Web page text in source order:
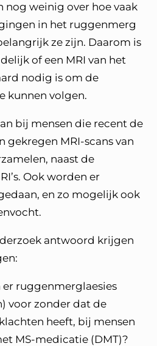
nog weinig over hoe vaak
in het ruggenmerg
ze zijn. Daarom is
of een MRI van het
nodig is om de
kunnen volgen.
bij mensen die recent de
gekregen MRI-scans van
naast de
Ook worden er
en zo mogelijk ook
antwoord krijgen
er ruggenmerglaesies
voor zonder dat de
heeft, bij mensen
MS-medicatie (DMT)?